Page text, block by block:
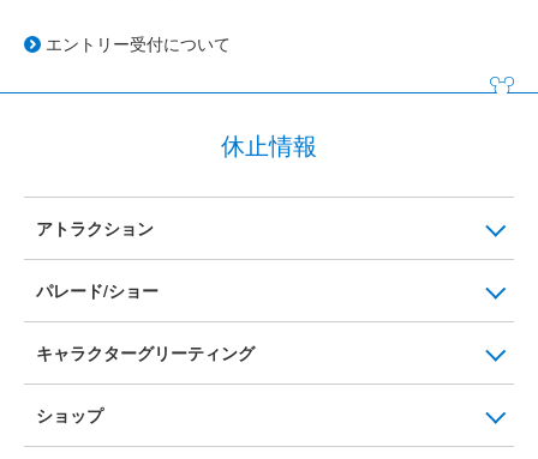
エントリー受付について
休止情報
アトラクション
パレード/ショー
キャラクターグリーティング
ショップ